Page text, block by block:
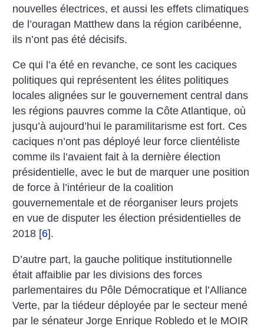
nouvelles électrices, et aussi les effets climatiques
de l’ouragan Matthew dans la région caribéenne,
ils n’ont pas été décisifs.
Ce qui l’a été en revanche, ce sont les caciques
politiques qui représentent les élites politiques
locales alignées sur le gouvernement central dans
les régions pauvres comme la Côte Atlantique, où
jusqu’à aujourd’hui le paramilitarisme est fort. Ces
caciques n’ont pas déployé leur force clientéliste
comme ils l’avaient fait à la dernière élection
présidentielle, avec le but de marquer une position
de force à l’intérieur de la coalition
gouvernementale et de réorganiser leurs projets
en vue de disputer les élection présidentielles de
2018 [6].
D’autre part, la gauche politique institutionnelle
était affaiblie par les divisions des forces
parlementaires du Pôle Démocratique et l’Alliance
Verte, par la tiédeur déployée par le secteur mené
par le sénateur Jorge Enrique Robledo et le MOIR